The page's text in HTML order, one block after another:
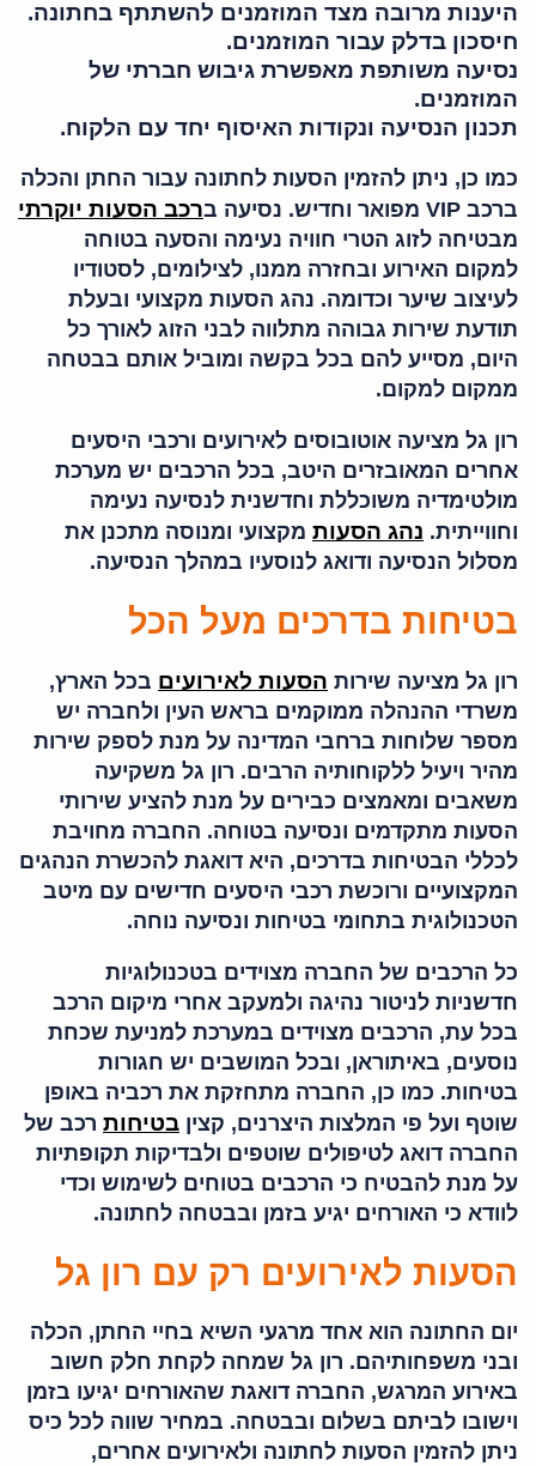
היענות מרובה מצד המוזמנים להשתתף בחתונה.
חיסכון בדלק עבור המוזמנים.
נסיעה משותפת מאפשרת גיבוש חברתי של
המוזמנים.
תכנון הנסיעה ונקודות האיסוף יחד עם הלקוח.
כמו כן, ניתן להזמין הסעות לחתונה עבור החתן והכלה
ברכב VIP מפואר וחדיש. נסיעה ב
רכב הסעות יוקרתי
מבטיחה לזוג הטרי חוויה נעימה והסעה בטוחה
למקום האירוע ובחזרה ממנו, לצילומים, לסטודיו
לעיצוב שיער וכדומה. נהג הסעות מקצועי ובעלת
תודעת שירות גבוהה מתלווה לבני הזוג לאורך כל
היום, מסייע להם בכל בקשה ומוביל אותם בבטחה
ממקום למקום.
רון גל מציעה אוטובוסים לאירועים ורכבי היסעים
אחרים המאובזרים היטב, בכל הרכבים יש מערכת
מולטימדיה משוכללת וחדשנית לנסיעה נעימה
וחווייתית. נהג הסעות מקצועי ומנוסה מתכנן את
מסלול הנסיעה ודואג לנוסעיו במהלך הנסיעה.
בטיחות בדרכים מעל הכל
רון גל מציעה שירות הסעות לאירועים בכל הארץ,
משרדי ההנהלה ממוקמים בראש העין ולחברה יש
מספר שלוחות ברחבי המדינה על מנת לספק שירות
מהיר ויעיל ללקוחותיה הרבים. רון גל משקיעה
משאבים ומאמצים כבירים על מנת להציע שירותי
הסעות מתקדמים ונסיעה בטוחה. החברה מחויבת
לכללי הבטיחות בדרכים, היא דואגת להכשרת הנהגים
המקצועיים ורוכשת רכבי היסעים חדישים עם מיטב
הטכנולוגית בתחומי בטיחות ונסיעה נוחה.
כל הרכבים של החברה מצוידים בטכנולוגיות
חדשניות לניטור נהיגה ולמעקב אחרי מיקום הרכב
בכל עת, הרכבים מצוידים במערכת למניעת שכחת
נוסעים, באיתוראן, ובכל המושבים יש חגורות
בטיחות. כמו כן, החברה מתחזקת את רכביה באופן
שוטף ועל פי המלצות היצרנים, קצין בטיחות רכב של
החברה דואג לטיפולים שוטפים ולבדיקות תקופתיות
על מנת להבטיח כי הרכבים בטוחים לשימוש וכדי
לוודא כי האורחים יגיע בזמן ובבטחה לחתונה.
הסעות לאירועים רק עם רון גל
יום החתונה הוא אחד מרגעי השיא בחיי החתן, הכלה
ובני משפחותיהם. רון גל שמחה לקחת חלק חשוב
באירוע המרגש, החברה דואגת שהאורחים יגיעו בזמן
וישובו לביתם בשלום ובבטחה. במחיר שווה לכל כיס
ניתן להזמין הסעות לחתונה ולאירועים אחרים,